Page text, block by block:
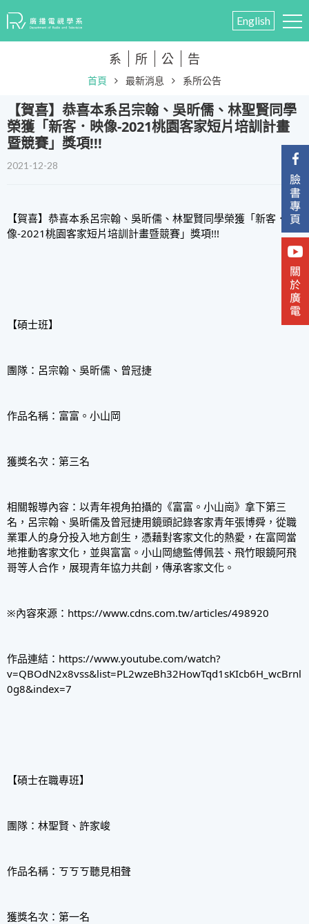
English
系 所 公 告
首頁 最新消息 系所公告
【賀喜】恭喜本系呂宗翰、吳昕儒、林聖賢同學
榮獲「新客．映像-2021桃園客家短片培訓計畫
暨競賽」獎項!!!
2021-12-28
【賀喜】恭喜本系呂宗翰、吳昕儒、林聖賢同學榮獲「新客．映
像-2021桃園客家短片培訓計畫暨競賽」獎項!!!
【碩士班】
團隊：呂宗翰、吳昕儒、曾冠捷
作品名稱：富富。小山岡
獲獎名次：第三名
相關報導內容：以青年視角拍攝的《富富。小山崗》拿下第三
名，呂宗翰、吳昕儒及曾冠捷用鏡頭記錄客家青年張博舜，從職
業軍人的身分投入地方創生，憑藉對客家文化的熱愛，在富岡當
地推動客家文化，並與富富。小山岡總監傅佩芸、飛竹眼鏡阿飛
哥等人合作，展現青年協力共創，傳承客家文化。
※內容來源： https://www.cdns.com.tw/articles/498920
作品連結： https://www.youtube.com/watch?
v=QBOdN2x8vss&list=PL2wzeBh32HowTqd1sKIcb6H_wcBrnl
0g8&index=7
【碩士在職專班】
團隊：林聖賢、許家峻
作品名稱：ㄎㄎㄎ聽見相聲
獲獎名次：第一名